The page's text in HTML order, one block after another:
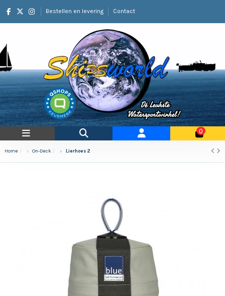
Bestellen en levering Contact
0
Home On-Deck Lierhoes 2